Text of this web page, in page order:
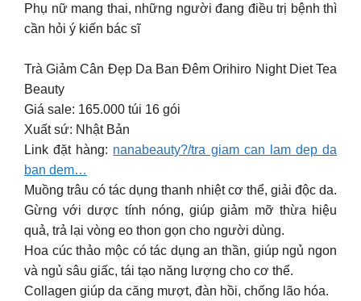
Phụ nữ mang thai, những người đang điều trị bệnh thì
cần hỏi ý kiến bác sĩ
Trà Giảm Cân Đẹp Da Ban Đêm Orihiro Night Diet Tea
Beauty
Giá sale: 165.000 túi 16 gói
Xuất sứ: Nhật Bản
Link đặt hàng: nanabeauty?/tra giam can lam dep da
ban dem…
Muồng trâu có tác dụng thanh nhiệt cơ thể, giải độc da.
Gừng với dược tính nóng, giúp giảm mỡ thừa hiệu
quả, trả lại vòng eo thon gọn cho người dùng.
Hoa cúc thảo mộc có tác dụng an thần, giúp ngủ ngon
và ngủ sâu giấc, tái tạo năng lượng cho cơ thể.
Collagen giúp da căng mượt, đàn hồi, chống lão hóa.